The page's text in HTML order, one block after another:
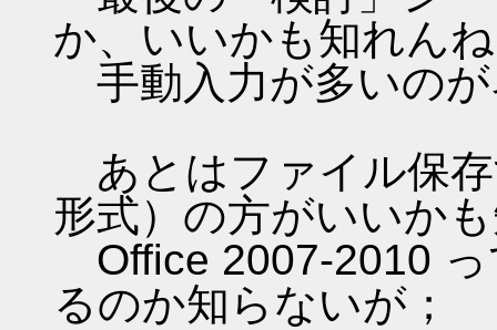
か、いいかも知れん
手動入力が多いの
あとはファイル保
形式）の方がいいか
Office 2007-2010 っ
るのか知らないが；